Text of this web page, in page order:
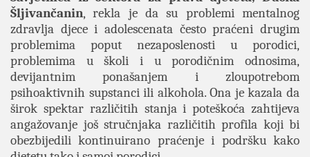
Šljivančanin, rekla je da su problemi mentalnog
zdravlja djece i adolescenata često praćeni drugim
problemima poput nezaposlenosti u porodici,
problemima u školi i u porodičnim odnosima,
devijantnim ponašanjem i zloupotrebom
psihoaktivnih supstanci ili alkohola. Ona je kazala da
širok spektar različitih stanja i poteškoća zahtijeva
angažovanje još stručnjaka različitih profila koji bi
obezbijedili kontinuirano praćenje i podršku kako